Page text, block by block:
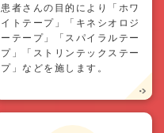
患者さんの目的により「ホワ
イトテープ」「キネシオロジ
ーテープ」「スパイラルテー
プ」「ストリンテックステー
プ」などを施します。